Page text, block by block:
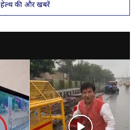
हेल्थ की और खबरें